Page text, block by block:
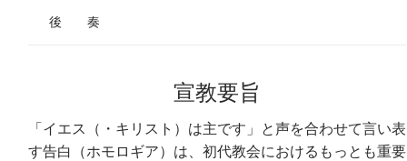
後 奏
宣教要旨
「イエス（・キリスト）は主です」と声を合わせて言い表
す告白（ホモロギア）は、初代教会におけるもっとも重要